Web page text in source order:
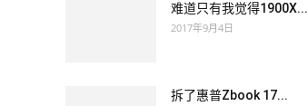
难道只有我觉得1900X...
2017年9月4日
拆了惠普Zbook 17...